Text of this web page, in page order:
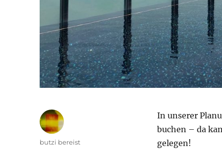
In unserer
buchen – da
gelegen!
Autor
butzi bereist